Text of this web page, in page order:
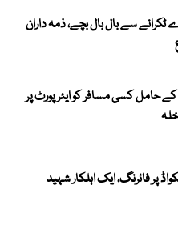
پر 2 طیارے ٹکرانے سے بال بال بچے، ذمہ داران
حامل کسی مسافر کو ایئرپورٹ پر
پر فائرنگ، ایک اہلکار شہید